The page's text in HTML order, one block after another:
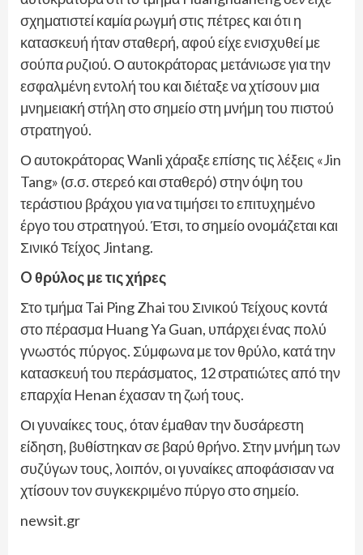
σχηματιστεί καμία ρωγμή στις πέτρες και ότι η
κατασκευή ήταν σταθερή, αφού είχε ενισχυθεί με
σούπα ρυζιού. Ο αυτοκράτορας μετάνιωσε για την
εσφαλμένη εντολή του και διέταξε να χτίσουν μια
μνημειακή στήλη στο σημείο στη μνήμη του πιστού
στρατηγού.
Ο αυτοκράτορας Wanli χάραξε επίσης τις λέξεις «Jin
Tang» (σ.σ. στερεό και σταθερό) στην όψη του
τεράστιου βράχου για να τιμήσει το επιτυχημένο
έργο του στρατηγού. Έτσι, το σημείο ονομάζεται και
Σινικό Τείχος Jintang.
O θρύλος με τις χήρες
Στο τμήμα Tai Ping Zhai του Σινικού Τείχους κοντά
στο πέρασμα Huang Ya Guan, υπάρχει ένας πολύ
γνωστός πύργος. Σύμφωνα με τον θρύλο, κατά την
κατασκευή του περάσματος, 12 στρατιώτες από την
επαρχία Henan έχασαν τη ζωή τους.
Οι γυναίκες τους, όταν έμαθαν την δυσάρεστη
είδηση, βυθίστηκαν σε βαρύ θρήνο. Στην μνήμη των
συζύγων τους, λοιπόν, οι γυναίκες αποφάσισαν να
χτίσουν τον συγκεκριμένο πύργο στο σημείο.
newsit.gr